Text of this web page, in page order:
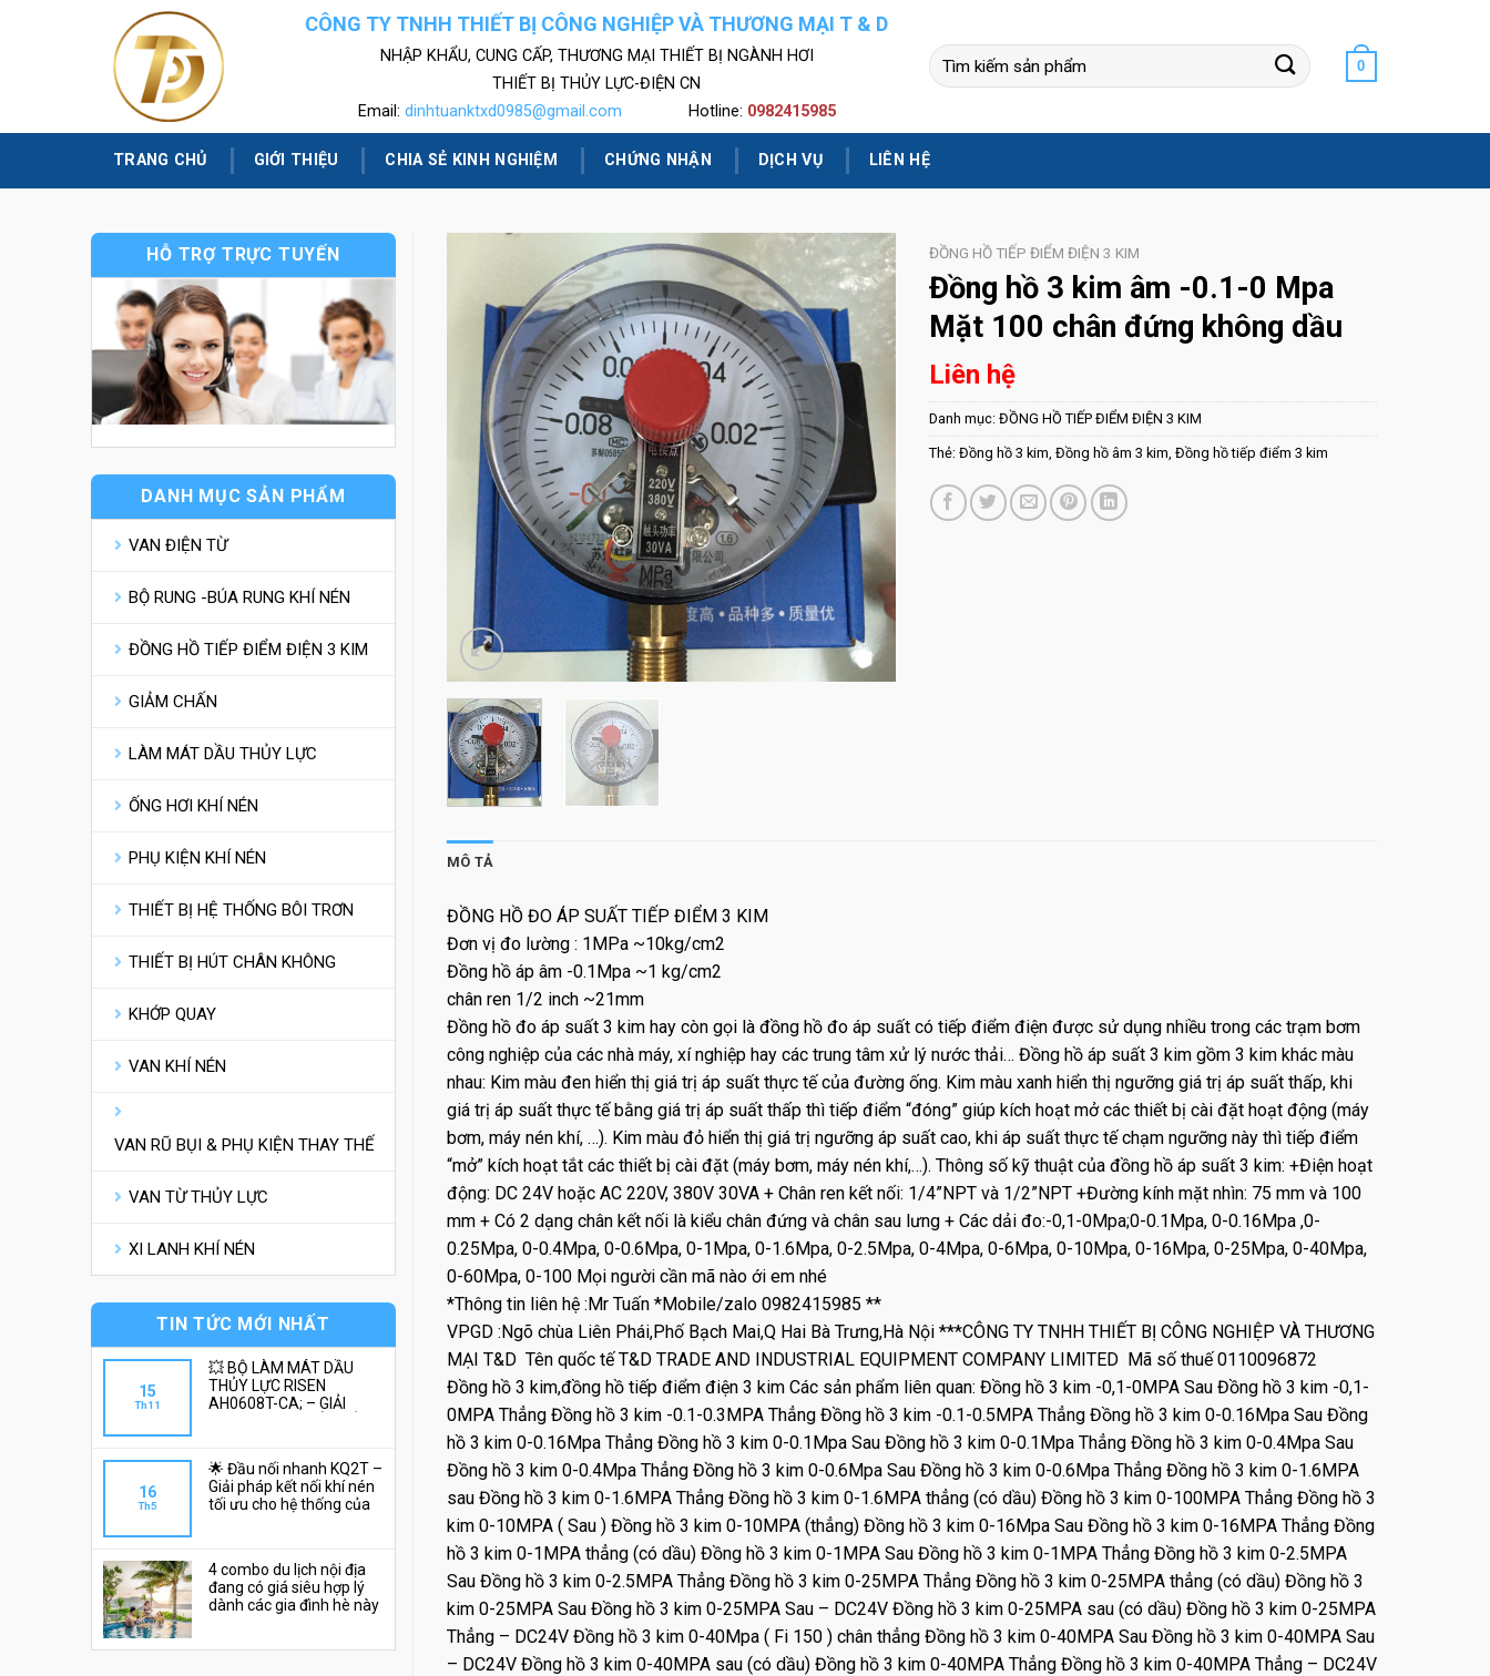
CÔNG TY TNHH THIẾT BỊ CÔNG NGHIỆP VÀ THƯƠNG MẠI T & D
NHẬP KHẨU, CUNG CẤP, THƯƠNG MẠI THIẾT BỊ NGÀNH HƠI
THIẾT BỊ THỦY LỰC-ĐIỆN CN
Email: dinhtuanktxd0985@gmail.com Hotline: 0982415985
Tìm
kiếm:
0
TRANG CHỦ GIỚI THIỆU CHIA SẺ KINH NGHIỆM CHỨNG NHẬN DỊCH VỤ LIÊN HỆ
HỖ TRỢ TRỰC TUYẾN
DANH MỤC SẢN PHẨM
VAN ĐIỆN TỪ
BỘ RUNG -BÚA RUNG KHÍ NÉN
ĐỒNG HỒ TIẾP ĐIỂM ĐIỆN 3 KIM
GIẢM CHẤN
LÀM MÁT DẦU THỦY LỰC
ỐNG HƠI KHÍ NÉN
PHỤ KIỆN KHÍ NÉN
THIẾT BỊ HỆ THỐNG BÔI TRƠN
THIẾT BỊ HÚT CHÂN KHÔNG
KHỚP QUAY
VAN KHÍ NÉN
VAN RŨ BỤI & PHỤ KIỆN THAY THẾ
VAN TỪ THỦY LỰC
XI LANH KHÍ NÉN
TIN TỨC MỚI NHẤT
15
Th11
💥 BỘ LÀM MÁT DẦU
THỦY LỰC RISEN
AH0608T-CA; – GIẢI
16
Th5
🌟 Đầu nối nhanh KQ2T –
Giải pháp kết nối khí nén
tối ưu cho hệ thống của
4 combo du lịch nội địa
đang có giá siêu hợp lý
dành các gia đình hè này
ĐỒNG HỒ TIẾP ĐIỂM ĐIỆN 3 KIM
Đồng hồ 3 kim âm -0.1-0 Mpa
Mặt 100 chân đứng không dầu
Liên hệ
Danh mục: ĐỒNG HỒ TIẾP ĐIỂM ĐIỆN 3 KIM
Thẻ: Đồng hồ 3 kim, Đồng hồ âm 3 kim, Đồng hồ tiếp điểm 3 kim
MÔ TẢ
ĐỒNG HỒ ĐO ÁP SUẤT TIẾP ĐIỂM 3 KIM
Đơn vị đo lường : 1MPa ~10kg/cm2
Đồng hồ áp âm -0.1Mpa ~1 kg/cm2
chân ren 1/2 inch ~21mm
Đồng hồ đo áp suất 3 kim hay còn gọi là đồng hồ đo áp suất có tiếp điểm điện được sử dụng nhiều trong các trạm bơm
công nghiệp của các nhà máy, xí nghiệp hay các trung tâm xử lý nước thải… Đồng hồ áp suất 3 kim gồm 3 kim khác màu
nhau: Kim màu đen hiển thị giá trị áp suất thực tế của đường ống. Kim màu xanh hiển thị ngưỡng giá trị áp suất thấp, khi
giá trị áp suất thực tế bằng giá trị áp suất thấp thì tiếp điểm “đóng” giúp kích hoạt mở các thiết bị cài đặt hoạt động (máy
bơm, máy nén khí, …). Kim màu đỏ hiển thị giá trị ngưỡng áp suất cao, khi áp suất thực tế chạm ngưỡng này thì tiếp điểm
“mở” kích hoạt tắt các thiết bị cài đặt (máy bơm, máy nén khí,…). Thông số kỹ thuật của đồng hồ áp suất 3 kim: +Điện hoạt
động: DC 24V hoặc AC 220V, 380V 30VA + Chân ren kết nối: 1/4”NPT và 1/2”NPT +Đường kính mặt nhìn: 75 mm và 100
mm + Có 2 dạng chân kết nối là kiểu chân đứng và chân sau lưng + Các dải đo:-0,1-0Mpa;0-0.1Mpa, 0-0.16Mpa ,0-
0.25Mpa, 0-0.4Mpa, 0-0.6Mpa, 0-1Mpa, 0-1.6Mpa, 0-2.5Mpa, 0-4Mpa, 0-6Mpa, 0-10Mpa, 0-16Mpa, 0-25Mpa, 0-40Mpa,
0-60Mpa, 0-100 Mọi người cần mã nào ới em nhé
*Thông tin liên hệ :Mr Tuấn *Mobile/zalo 0982415985 **
VPGD :Ngõ chùa Liên Phái,Phố Bạch Mai,Q Hai Bà Trưng,Hà Nội ***CÔNG TY TNHH THIẾT BỊ CÔNG NGHIỆP VÀ THƯƠNG
MẠI T&D Tên quốc tế T&D TRADE AND INDUSTRIAL EQUIPMENT COMPANY LIMITED Mã số thuế 0110096872
Đồng hồ 3 kim,đồng hồ tiếp điểm điện 3 kim Các sản phẩm liên quan: Đồng hồ 3 kim -0,1-0MPA Sau Đồng hồ 3 kim -0,1-
0MPA Thẳng Đồng hồ 3 kim -0.1-0.3MPA Thẳng Đồng hồ 3 kim -0.1-0.5MPA Thẳng Đồng hồ 3 kim 0-0.16Mpa Sau Đồng
hồ 3 kim 0-0.16Mpa Thẳng Đồng hồ 3 kim 0-0.1Mpa Sau Đồng hồ 3 kim 0-0.1Mpa Thẳng Đồng hồ 3 kim 0-0.4Mpa Sau
Đồng hồ 3 kim 0-0.4Mpa Thẳng Đồng hồ 3 kim 0-0.6Mpa Sau Đồng hồ 3 kim 0-0.6Mpa Thẳng Đồng hồ 3 kim 0-1.6MPA
sau Đồng hồ 3 kim 0-1.6MPA Thẳng Đồng hồ 3 kim 0-1.6MPA thẳng (có dầu) Đồng hồ 3 kim 0-100MPA Thẳng Đồng hồ 3
kim 0-10MPA ( Sau ) Đồng hồ 3 kim 0-10MPA (thẳng) Đồng hồ 3 kim 0-16Mpa Sau Đồng hồ 3 kim 0-16MPA Thẳng Đồng
hồ 3 kim 0-1MPA thẳng (có dầu) Đồng hồ 3 kim 0-1MPA Sau Đồng hồ 3 kim 0-1MPA Thẳng Đồng hồ 3 kim 0-2.5MPA
Sau Đồng hồ 3 kim 0-2.5MPA Thẳng Đồng hồ 3 kim 0-25MPA Thẳng Đồng hồ 3 kim 0-25MPA thẳng (có dầu) Đồng hồ 3
kim 0-25MPA Sau Đồng hồ 3 kim 0-25MPA Sau – DC24V Đồng hồ 3 kim 0-25MPA sau (có dầu) Đồng hồ 3 kim 0-25MPA
Thẳng – DC24V Đồng hồ 3 kim 0-40Mpa ( Fi 150 ) chân thẳng Đồng hồ 3 kim 0-40MPA Sau Đồng hồ 3 kim 0-40MPA Sau
– DC24V Đồng hồ 3 kim 0-40MPA sau (có dầu) Đồng hồ 3 kim 0-40MPA Thẳng Đồng hồ 3 kim 0-40MPA Thẳng – DC24V